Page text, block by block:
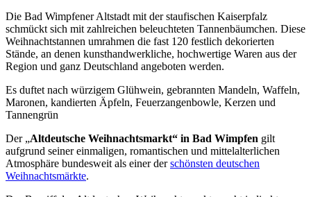
Die Bad Wimpfener Altstadt mit der staufischen Kaiserpfalz
schmückt sich mit zahlreichen beleuchteten Tannenbäumchen. Diese
Weihnachtstannen umrahmen die fast 120 festlich dekorierten
Stände, an denen kunsthandwerkliche, hochwertige Waren aus der
Region und ganz Deutschland angeboten werden.
Es duftet nach würzigem Glühwein, gebrannten Mandeln, Waffeln,
Maronen, kandierten Äpfeln, Feuerzangenbowle, Kerzen und
Tannengrün
Der „Altdeutsche Weihnachtsmarkt“ in Bad Wimpfen gilt
aufgrund seiner einmaligen, romantischen und mittelalterlichen
Atmosphäre bundesweit als einer derschönsten deutschen
Weihnachtsmärkte.